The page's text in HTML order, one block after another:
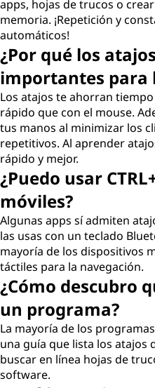
apps, hojas de trucos o
memoria. ¡Repetición y
automáticos!
¿Por qué los
importantes para
Los atajos te ahorran
rápido que con el mouse.
tus manos al minimizar los
repetitivos. Al aprender
rápido y mejor.
¿Puedo usar
móviles?
Algunas apps sí admiten
las usas con un teclado
mayoría de los dispositivos
táctiles para la navegación.
¿Cómo descubro
un programa?
La mayoría de los
una guía que lista los atajos
buscar en línea hojas de
software.